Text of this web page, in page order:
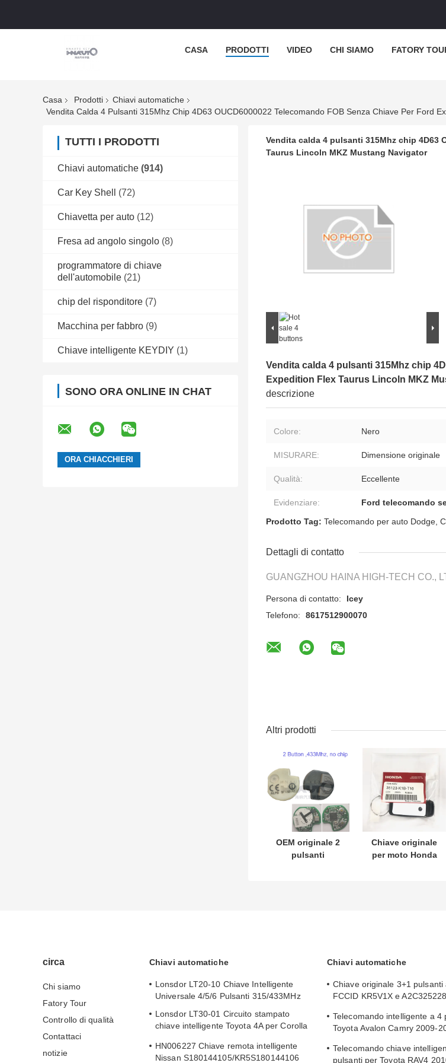
CASA PRODOTTI VIDEO CHI SIAMO FATORY
Casa Prodotti
Chiavi automatiche
TUTTI I PRODOTTI
Chiavi automatiche (914)
Car Key Shell (72)
Chiavetta per auto (12)
Fresa ad angolo singolo (8)
programmatore di chiave
dell'automobile (21)
chip del risponditore (7)
Macchina per fabbro (9)
Chiave intelligente KEYDIY (1)
SONO ORA ONLINE IN CHAT
Vendita calda 4 pulsanti 315Mhz chip 4D63
Taurus Lincoln MKZ Mustang Navigator
Vendita calda 4 pulsanti 315Mhz chip
Expedition Flex Taurus Lincoln MKZ
descrizione
Colore: Nero
MISURARE: Dimensione originale
Qualità: Eccellente
Evidenziare: Ford telecomando
Prodotto Tag: Telecomando per auto Dodge
Dettagli di contatto
GUANGZHOU HAINA HIGH-TECH CO.,
Persona di contatto:
Icey
Telefono:
8617512900070
Altri prodotti
OEM originale 2
pulsanti
Chiave originale
per moto Honda
circa
Chi siamo
Fatory Tour
Controllo di qualità
Contattaci
notizie
Chiavi automatiche
Lonsdor LT20-10 Chiave Intelligente
Universale 4/5/6 Pulsanti 315/433MHz
Lonsdor LT30-01 Circuito stampato
chiave intelligente Toyota 4A per Corolla
HN006227 Chiave remota intelligente
Nissan S180144105/KR5S180144106
Chiavi automatiche
Chiave originale 3+1 pulsanti
FCCID KR5V1X e
Telecomando intelligente a 4
Toyota Avalon Camry 2009-
Telecomando chiave
pulsanti per Toyota RAV4